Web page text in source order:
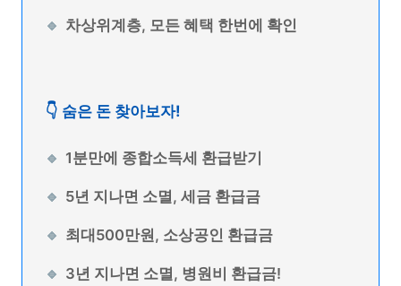
차상위계층, 모든 혜택 한번에 확인
👇 숨은 돈 찾아보자!
1분만에 종합소득세 환급받기
5년 지나면 소멸, 세금 환급금
최대500만원, 소상공인 환급금
3년 지나면 소멸, 병원비 환급금!